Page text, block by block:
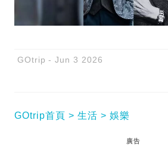
GOtrip Jun 3 2026
GOtrip首頁 生活 娛樂
廣告